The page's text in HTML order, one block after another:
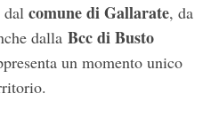
dal comune di Gallarate, da
dalla Bcc di Busto
un momento unico